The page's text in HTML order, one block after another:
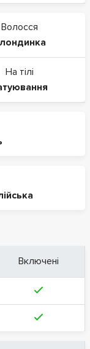
Волосся
На тілі
Включені